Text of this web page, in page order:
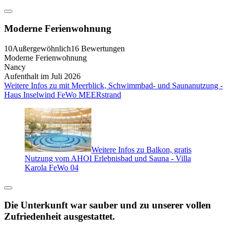
Moderne Ferienwohnung
10Außergewöhnlich16 Bewertungen
Moderne Ferienwohnung
Nancy
Aufenthalt im Juli 2026
Weitere Infos zu mit Meerblick, Schwimmbad- und Saunanutzung -
Haus Inselwind FeWo MEERstrand
Weitere Infos zu Balkon, gratis
Nutzung vom AHOI Erlebnisbad und Sauna - Villa
Karola FeWo 04
Die Unterkunft war sauber und zu unserer vollen
Zufriedenheit ausgestattet.